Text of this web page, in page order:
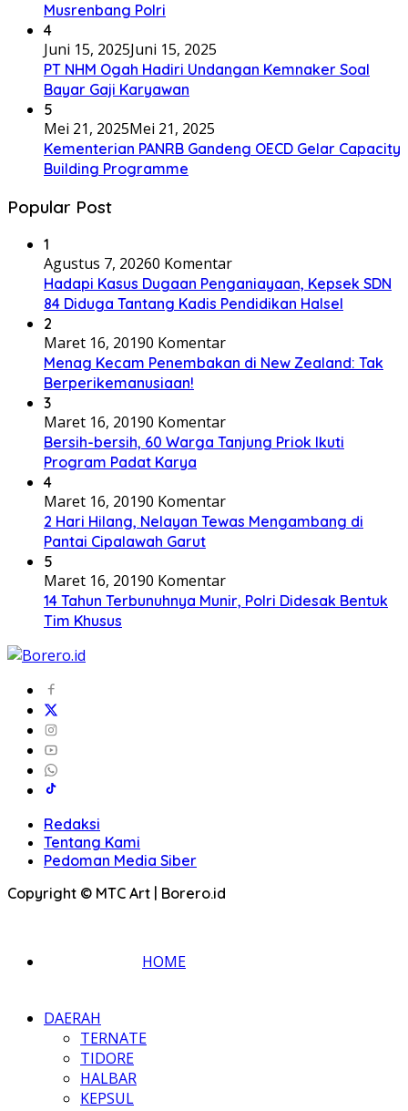
Musrenbang Polri
4
Juni 15, 2025Juni 15, 2025
PT NHM Ogah Hadiri Undangan Kemnaker Soal
Bayar Gaji Karyawan
5
Mei 21, 2025Mei 21, 2025
Kementerian PANRB Gandeng OECD Gelar Capacity
Building Programme
Popular Post
1
Agustus 7, 20260 Komentar
Hadapi Kasus Dugaan Penganiayaan, Kepsek SDN
84 Diduga Tantang Kadis Pendidikan Halsel
2
Maret 16, 20190 Komentar
Menag Kecam Penembakan di New Zealand: Tak
Berperikemanusiaan!
3
Maret 16, 20190 Komentar
Bersih-bersih, 60 Warga Tanjung Priok Ikuti
Program Padat Karya
4
Maret 16, 20190 Komentar
2 Hari Hilang, Nelayan Tewas Mengambang di
Pantai Cipalawah Garut
5
Maret 16, 20190 Komentar
14 Tahun Terbunuhnya Munir, Polri Didesak Bentuk
Tim Khusus
Redaksi
Tentang Kami
Pedoman Media Siber
Copyright © MTC Art | Borero.id
HOME
DAERAH
TERNATE
TIDORE
HALBAR
KEPSUL